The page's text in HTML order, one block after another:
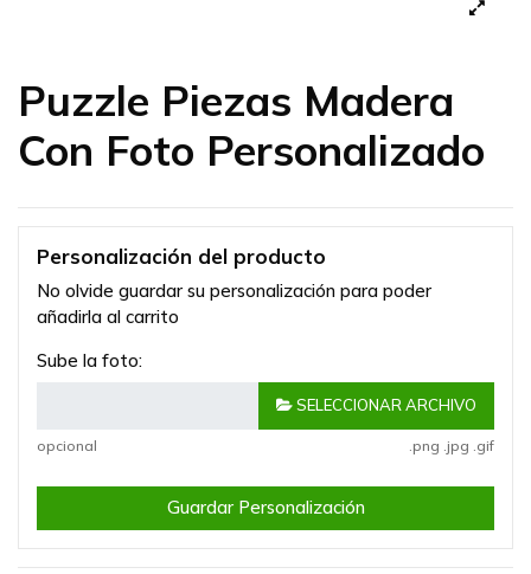
Puzzle Piezas Madera
Con Foto Personalizado
Personalización del producto
No olvide guardar su personalización para poder
añadirla al carrito
Sube la foto:
SELECCIONAR ARCHIVO
opcional .png .jpg .gif
Guardar Personalización